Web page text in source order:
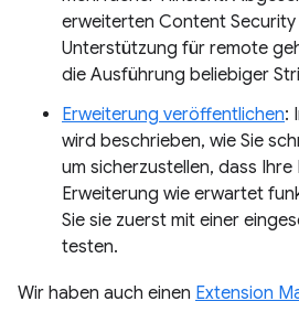
erweiterten Content
Unterstützung für remote
die Ausführung beliebiger
Erweiterung veröffentlichen:
wird beschrieben, wie Sie
um sicherzustellen, dass
Erweiterung wie erwartet
Sie sie zuerst mit einer
testen.
Wir haben auch einen Extension